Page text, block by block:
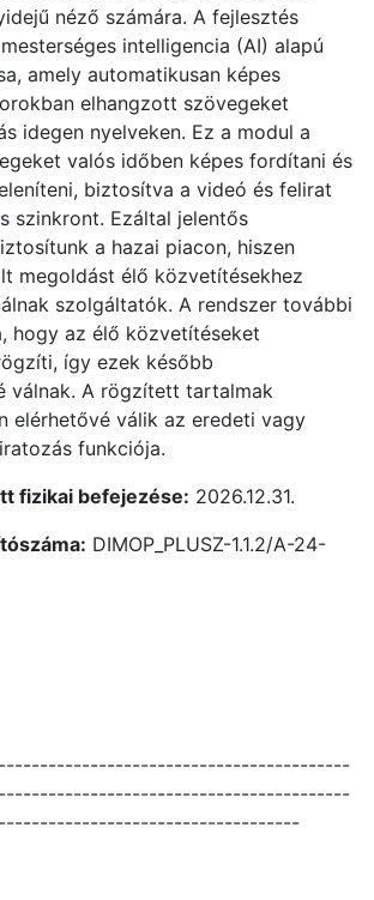
néző számára. A fejlesztés
intelligencia (AI) alapú
amely automatikusan képes
elhangzott szövegeket
idegen nyelveken. Ez a modul a
valós időben képes fordítani és
biztosítva a videó és felirat
szinkront. Ezáltal jelentős
a hazai piacon, hiszen
megoldást élő közvetítésekhez
szolgáltatók. A rendszer további
hogy az élő közvetítéseket
így ezek később
válnak. A rögzített tartalmak
elérhetővé válik az eredeti vagy
funkciója.
fizikai befejezése: 2026.12.31.
DIMOP_PLUSZ-1.1.2/A-24-